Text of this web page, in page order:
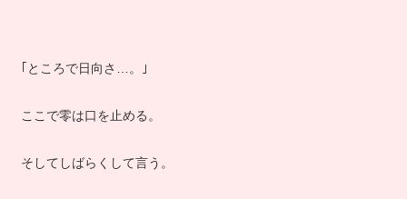
｢ところで日向さ…。｣
ここで零は口を止める。
そしてしばらくして言う。